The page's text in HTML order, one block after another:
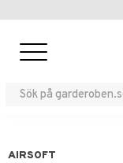
AIRSOFT